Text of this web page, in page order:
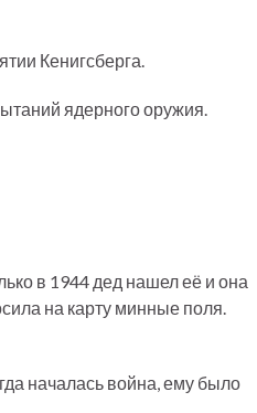
Кенигсберга.
ядерного оружия.
в 1944 дед нашел её и она
на карту минные поля.
началась война, ему было